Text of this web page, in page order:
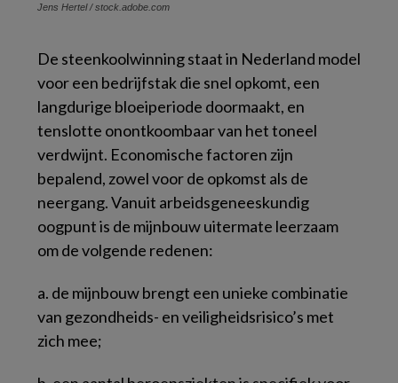
Jens Hertel / stock.adobe.com
De steenkoolwinning staat in Nederland model
voor een bedrijfstak die snel opkomt, een
langdurige bloeiperiode doormaakt, en
tenslotte onontkoombaar van het toneel
verdwijnt. Economische factoren zijn
bepalend, zowel voor de opkomst als de
neergang. Vanuit arbeidsgeneeskundig
oogpunt is de mijnbouw uitermate leerzaam
om de volgende redenen:
a. de mijnbouw brengt een unieke combinatie
van gezondheids- en veiligheidsrisico’s met
zich mee;